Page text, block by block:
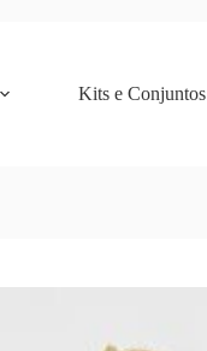
Kits e Conjuntos